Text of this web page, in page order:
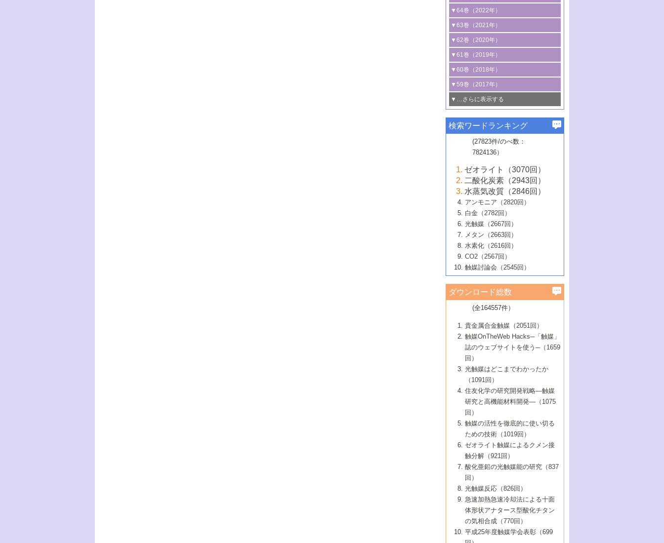
3号 有機分子変換やCO 資源化のための
光触媒に関する最近の研究
B号 第137回触媒討論会（2026年）
2号 水素製造のための水分解技術に関す
る最近の研究
3号 オレフィン系樹脂の精密合成に関す
る最新技術
4号 アルコール類の効率的変換を実現す
る非貴金属触媒の研究動向
5号 ゼオライトの合成と応用における研
究動向
6号 ヘテロ接合界面
B号 第135回触媒討論会（2025年）
2号 規制反応場を活用した固体触媒研究
の新展開
3号 未踏分子変換を目指した酸化触媒プ
ロセスの最前線
4号 シンクロトロン放射光および中性子
線を利用した触媒解析技術の最先端
5号 単原子触媒
6号 参照触媒委員会からのお知らせ
B号 第133回触媒討論会（2023年）
1号 炭素が関わる触媒機能
2号 プラスチックケミカルリサイクルの
ための触媒技術
3号 非酸化物系金属化合物を基盤とした
触媒材料の開発
4号 格子酸素・格子酸素欠陥を利用した
触媒反応
5号 生体触媒によるエネルギー変換反応
6号 窒素とリンの循環のための触媒・機
能性材料
▼64巻（2022年）
1号 合成ガス製造とCOを用いるケミカル
ズ合成の最新動向
2号 化学品合成のための合金触媒開発
3号 CO の排出削減および有効活用のた
めの触媒技術
4号 若手による情報発信企画～とびたて
若き触媒の研究者たち～（1）
若き触媒の研究者たち～（2）
6号 石油のノーブル・ユースを志向した
触媒技術
大学：オンライン・対面開催）
▼63巻（2021年）
1号 金触媒の新展開
2号 ペロブスカイト
3号 特殊反応場を利用した触媒的分子変
換反応
4号 多孔質材料を用いた触媒の新展開
5号 情報学的手法を用いた触媒開発
6号 カーボンニュートラルに向けた電解
技術
B号 第127回触媒討論会（2021年・オン
ライン開催(Zoom)のみ）
▼62巻（2020年）
1号 触媒設計を拓く欠陥構造のキャラク
タリゼーション
2号 機能化学品製造に資するクリーンな
触媒的酸化反応
3号 水処理のための触媒化学
4号 光触媒を用いた水分解の最新の研究
動向
5号 次世代の触媒プロセスを支えるマイ
6号 メタン転換技術の最新動向
B号 第125回触媒討論会（2020年・工学
院大学）
▼61巻（2019年）
1号 物質移動制御に着目した触媒プロセ
ス開発
2号 CO2 フリー水素サプライチェーンに
関わる触媒開発動向
3号 精密高分子合成に関する最近の研究
動向
4号 バイオマス化成品製造のための触媒
5号 固体触媒による含窒素有機化合物変
換の最前線
6号 貴金属使用量低減に向けた自動車排
ガス浄化触媒の開発
B号 第123回触媒討論会（2019年・大阪
▼60巻（2018年）
1号 固体酸触媒の最新の研究動向
2号 二酸化炭素からの有用化学品合成
3号 ナノ粒子・クラスター触媒の最前線
4号 60周年記念企画
5号 進化するゼオライト合成技術
6号 非貴金属系触媒における電気化学的
B号 第121回触媒討論会（2018年・東京
大学）
▼59巻（2017年）
1号 いたるところに，触媒
最先端技術
3号 無機分離膜材料の開発と触媒反応プ
ロセスへの適用
5号 水素のふるまいを解き明かす最先端
研究
6号 低級アルカンの有効利用のための触
媒技術
B号 第119回触媒討論会（2017年・首都
大学東京）
▼…さらに表示する
1号 ユニークな構造の高分子を生み出す触
2号 リグニンからの化成品製造に向けた触
媒技術
3号 触媒研究の最先端～とびたて若き研究
者たち～（1）
4号 触媒研究の最先端～とびたて若き研究
者たち～（2）
5号 触媒研究の最先端～とびたて若き研究
者たち～（3）
6号 イオニクス材料と燃料電池・電解合成
の最新の研究動向
B号 第117回触媒討論会（2016年・大阪府
立大学）
▼57巻（2015年）
1号 水素キャリアにかかわる触媒技術の新
2号 石油精製用触媒の最近の進展
3号 固体酸化物形燃料電池（SOFC）におけ
るアノード触媒上での燃料直接改質技術
4号 コアシェル構造の制御による触媒機能
5号 工業触媒およびその周辺技術の最近の
進歩
6号 ナノシート
B号 第115回触媒討論会（2015年・成蹊大
▼56巻（2014年）
2号 光触媒反応機構に関する最新の研究動
向
開発動向
4号 人工光合成に向けた近年のアプローチ
5号 未利用熱エネルギーの有効活用に貢献
する触媒技術
6号 ポリオキソメタレート
B号 第113回触媒討論会（2014年・ロワジ
ールホテル豊橋）
1号 高耐久性燃料電池システム用触媒にお
ける新展開
2号 リビングラジカル重合の最近の動向
3号 天然ガスの化学工業的展開に関する触
媒技術
4号 貴金属触媒の精密構造制御とその活用
5号 バイオマス化成品製造のための固体触
6号 ナノ空間─吸着状態解析から新機能開拓
B号 第111回触媒討論会（2013年・関西大
▼54巻（2012年）
1号 規則性多孔体の利用技術における最近
の進歩
2号 第109回触媒討論会
3号 貴金属低減技術の最新動向
4号 貴金属代替技術の最新動向
5号 光触媒による物質変換反応の新展開
6号 グラフェン
7号 水素を利用する化成品合成の新潮流
▼53巻（2011年）
1号 金属学から見る合金触媒の新展開
2号 第107回触媒討論会
3号 触媒のその場観察法の進歩（１）
4号 触媒のその場観察法の進歩（２）
5号 不活性結合の触媒的活性化による有機
合成
6号 新しい固体酸触媒技術
7号 ゼオライト合成における最近の進歩
▼52巻（2010年）
1号 触媒の劣化対策と長寿命触媒開発
2号 第105回触媒討論会
3号 ナノ構造が拓く新機能
4号 活性サイトおよびその環境の精密な設
計による触媒の高機能化
5号 触媒を有効に使うための技術
7号 有機分子触媒による精密有機合成
8号 高機能化ポリオレフィンに向けた重合
触媒の最近の進展
1号 炭素材料－熱い注目を集める材料－
2号 第103回触媒討論会
3号 環境浄化用光触媒の現状と課題
4号 水素社会の実現に向けた水素製造・貯
蔵技術の進歩
5号 CO2が関わる触媒・材料
7号 持続可能社会実現のための触媒および
触媒関連技術
▼50巻（2008年）
1号 触媒化学と学会のこの10年，半世紀，
そして未来
2号 第101回触媒討論会
4号 錯体を利用したユニークな表面構造の
構築と機能
5号 若手会員による触媒研究の未来展望1：
企業編
6号 第102回触媒討論会
7号 触媒・化学反応における計算化学の進
8号 若手研究者による触媒研究の未来展望
2：大学・研究所編
▼49巻（2007年）
1号 含フッ素化合物の合成と触媒
2号 第99回触媒討論会
3号 実用的ファインケミカル合成プロセス
を実現する触媒
5号 こんな物質，あんな物質―新たな触媒
の可能性―
7号 『結晶の化学』を活かした触媒研究
8号 イオン液体の応用
▼48巻（2006年）
1号 固体酸触媒の最近の進歩
2号 第97回触媒討論会
3号 リビング重合触媒の最近の展開
5号 水素製造・貯蔵のための触媒技術の新
しい展開
6号 第98回触媒討論会
7号 基礎化学品製造の触媒技術
8号 多機能型リアクター
1号 最近の触媒担体とその効果
2号 第95回触媒討論会
4号 水分解用光触媒材料
5号 時間分解分光の進歩と応用
6号 第96回触媒討論会
8号 超臨界流体を用いた化学プロセスの新
▼46巻（2004年）
1号 部分酸化反応触媒の最前線
2号 第93回触媒討論会
3号 特殊エネルギー場の触媒反応
4号 生体内における金属の触媒作用
5号 ファインケミカルズの展開に寄与する
6号 第94回触媒討論会
7号 サブナノレベルでみた新しい表面現象
8号 オレフィン重合触媒の新たな展
▼45巻（2003年）
1号 なぜこの触媒が良いのか？
2号 第91回触媒討論会
3号 最近の自動車排ガス処理技術
4号 触媒研究の現状と将来─第90回触媒討論
5号 基礎化学品製造の触媒技術
6号 第92回触媒討論会
7号 基礎化学品製造の触媒技術
8号 資源の循環と触媒技術
▼44巻（2002年）
1号 高次制御された触媒の化学
2号 第89回触媒討論会
3号 触媒を利用した電気化学の新展開
4号 ナノ材料の調製と機能化
5号 こんな触媒が欲しい
6号 第90回触媒討論会
7号 触媒研究と学術雑誌/情報
8号 若い世代からみた触媒化学の現状と未
▼43巻（2001年）
1号 グリーンケミストリーと触媒
2号 第87回触媒討論会特集号
3号 生体触媒とバイオプロセス
4号 水素製造・利用の触媒化学
5号 触媒研究における新しい切り口：コン
ビナトリアルケミストリー
6号 第88回触媒討論会特集号
7号 企業における触媒研究のブレークスル
8号 この材料を触媒として使ってみません
▼42巻（2000年）
1号 触媒反応工学の明日を拓く
2号 第85回触媒討論会
3号 反応ダイナミクス
5号 触媒のおもしろさをどのように伝える
6号 第86回触媒討論会
7号 水素化精製触媒の新しい展開
8号 新しい反応性と機能性を目指した金属
クラスタ-化学
▼41巻（1999年）
1号 孔、穴、あな?-特異な空間とその利用-
2号 第83回触媒討論会
3号 均一系触媒反応最前線
4号 実用炭素材料の新展開
5号 研究の方法論を考える
7号 機能性金属材料と触媒
8号 触媒研究へのNMRの応用と展望
▼40巻（1998年）
進展と21世紀への提言/創立40周年記念・触
媒学会この10年の歩みとこれから/創立40周
2号 第81回触媒討論会
3号 計算機触媒化学へのさそい
4号 触媒劣化の制御と予測
5号 最新の実用プロセスと触媒
6号 第82回触媒討論会
7号 ナノ構造体の化学
8号 あの反応は今
1号 均一系と不均一系触媒反応-その特徴と
接点
2号 第79回触媒討論会
3号 最新NO除去触媒の実用化研究
4号 新しい反応場を目指した触媒調製
5号 反応・分離技術の新しい展開
6号 第80回触媒討論会
8号 AFMでみる世界
▼38巻（1996年）
1号 触媒の構造と触媒作用/C1化学を中心と
する21世紀への触媒
3号 オリンピックメダル:金・銀・銅はどん
な触媒作用を示すか
4号 触媒作用における機能の複合化
5号 未来を拓け！若手研究者
6号 第78回触媒討論会
7号 ダイナミックな領域への触媒研究の展
開/C1化学を中心とする21世紀への触媒
▼37巻（1995年）
1号 ファインケミカルズと固体触媒
2号 第75回触媒討論会
3号 希土類を利用した触媒
4号 触媒とリサイクル
5号 エネルギー変換触媒
6号 第76回触媒討論会
7号 表面吸着相の新しい展開
8号 マイクロポーラス・クリスタル触媒の
▼36巻（1994年）
1号 電気化学と触媒
2号 第73回触媒討論会
3号 C4化学の展開
4号 《通常号》
5号 《通常号》
6号 第74回触媒討論会
▼35巻（1993年）
1号 工業触媒開発マニュアル―探索から工
業化まで
2号 第71回触媒討論会
3号 研究開発のうらおもて―着想と展開
4号 触媒劣化と寿命の予測
5号 環境に優しい触媒
▼34巻（1992年）
1号 インパクトを与えたこの研究
2号 第69回触媒討論会
3号 ケミカルズ合成触媒―新しい展開と応
▼33巻（1991年）
1号 触媒プロセス開発マニュアル―探索か
ら工業化まで，知っておきたいこと PartII
2号 第67回触媒討論会
▼32巻（1990年）
1号 21世紀に向けて触媒研究の飛躍をめざ
す―触媒化学の裾野を広げよう
2号 第65回触媒討論会
▼31巻（1989年）
1号 情報科学と反応設計・材料設計
▼30巻（1988年）
検索ワードランキング
(27823件/のべ数：
7824136）
ゼオライト（3070回）
二酸化炭素（2943回）
水蒸気改質（2846回）
アンモニア（2820回）
白金（2782回）
光触媒（2667回）
メタン（2663回）
水素化（2616回）
CO2（2567回）
触媒討論会（2545回）
ダウンロード総数
(全164557件）
貴金属合金触媒（2051回）
触媒OnTheWeb Hacks─「触媒」
誌のウェブサイトを使う─（1659
回）
光触媒はどこまでわかったか
（1091回）
住友化学の研究開発戦略―触媒
研究と高機能材料開発―（1075
回）
触媒の活性を徹底的に使い切る
ための技術（1019回）
ゼオライト触媒によるクメン接
触分解（921回）
酸化亜鉛の光触媒能の研究（837
回）
光触媒反応（826回）
急速加熱急速冷却法による十面
体形状アナタース型酸化チタン
の気相合成（770回）
平成25年度触媒学会表彰（699